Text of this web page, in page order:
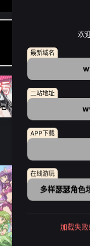
欢
最新域名
二站地址
APP下载
在线游玩
多样瑟瑟角色
加载失